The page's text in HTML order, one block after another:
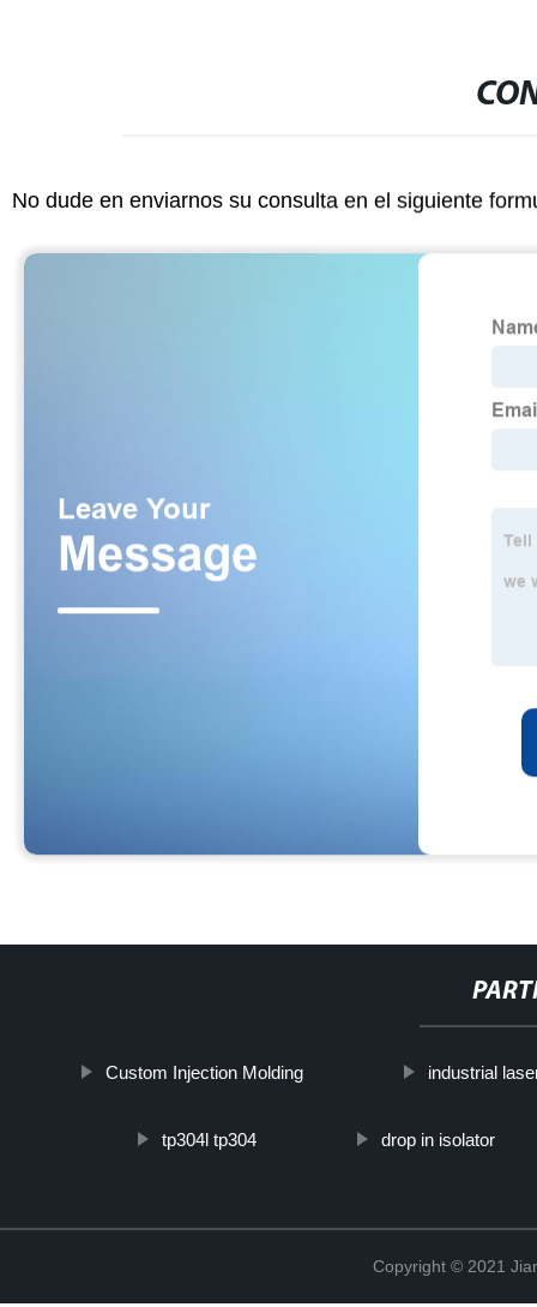
No dude en enviarnos su consulta en el siguiente
Custom Injection Molding industrial
tp304l tp304 drop in isolator
Copyright © 2021